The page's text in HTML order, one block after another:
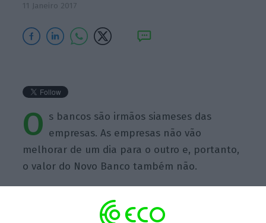
11 Janeiro 2017
O s bancos são irmãos siameses das
empresas. As empresas não vão
melhorar de um dia para o outro e, portanto,
o valor do Novo Banco também não.